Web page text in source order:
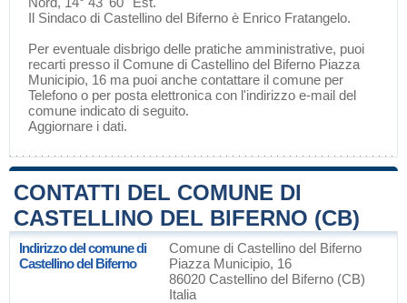
Il Sindaco di Castellino del Biferno è Enrico Fratangelo.
Per eventuale disbrigo delle pratiche amministrative, puoi
recarti presso il Comune di Castellino del Biferno Piazza
Municipio, 16 ma puoi anche contattare il comune per
Telefono o per posta elettronica con l'indirizzo e-mail del
comune indicato di seguito.
Aggiornare i dati.
CONTATTI DEL COMUNE DI
CASTELLINO DEL BIFERNO (CB)
Indirizzo del comune di
Castellino del Biferno
Comune di Castellino del Biferno
Piazza Municipio, 16
86020 Castellino del Biferno (CB)
Italia